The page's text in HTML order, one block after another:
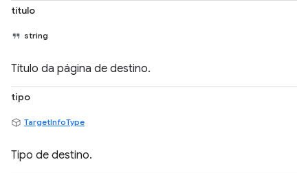
título
string
Título da página de destino.
tipo
TargetInfoType
Tipo de destino.